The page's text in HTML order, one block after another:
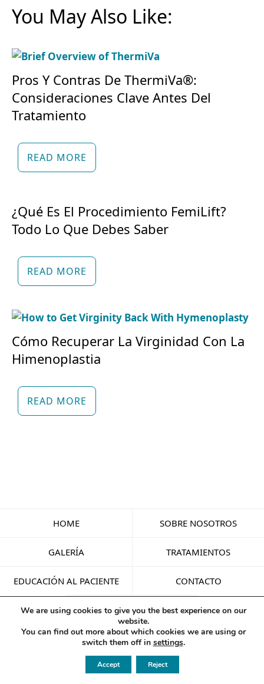
o
k
e
r
You May Also Like:
Pros Y Contras De ThermiVa®:
Consideraciones Clave Antes Del
Tratamiento
READ MORE
¿Qué Es El Procedimiento FemiLift?
Todo Lo Que Debes Saber
READ MORE
Cómo Recuperar La Virginidad Con La
Himenoplastia
READ MORE
HOME SOBRE NOSOTROS
GALERÍA TRATAMIENTOS
EDUCACIÓN AL PACIENTE CONTACTO
INGLÉS
NUESTROS TRATAMIENTOS
We are using cookies to give you the best experience on our
website.
You can find out more about which cookies we are using or
switch them off in settings.
Accept Reject